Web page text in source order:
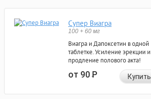
Супер Виагра
100 + 60 мг
Виагра и Дапоксетин в одной
таблетке. Усиление эрекции и
продление полового акта!
от 90Р Купить